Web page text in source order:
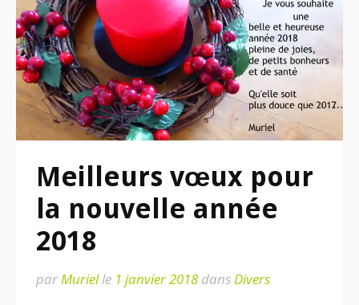
Meilleurs vœux pour
la nouvelle année
2018
parMurielle 1 janvier 2018dansDivers